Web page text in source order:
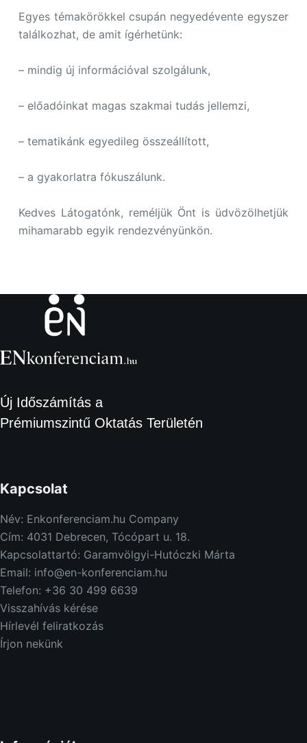
Egyes témakörökkel csupán negyedévente egyszer
találkozhat, de amit ígérhetünk:
– mindig új információval szolgálunk,
– előadóinkat magas szakmai tudás jellemzi,
– tematikánk egyedileg összeállított,
– a gyakorlatra fókuszálunk.
Kedves Látogatónk, reméljük Önt is üdvözölhetjük
mihamarabb egyik rendezvényünkön.
Új Időszámítás a
Prémiumszintű Oktatás Területén
Kapcsolat
Név: Enkonferenciam.hu Company
Cím: 4031 Debrecen, Tócópart u. 18.
Kapcsolattartó: Garamvölgyi-Hutóczki Márta
Email: info@en-konferenciam.hu
Telefon: +36 30 499 6639
Visszahívás kérése
Hírlevél feliratkozás
Írjon nekünk